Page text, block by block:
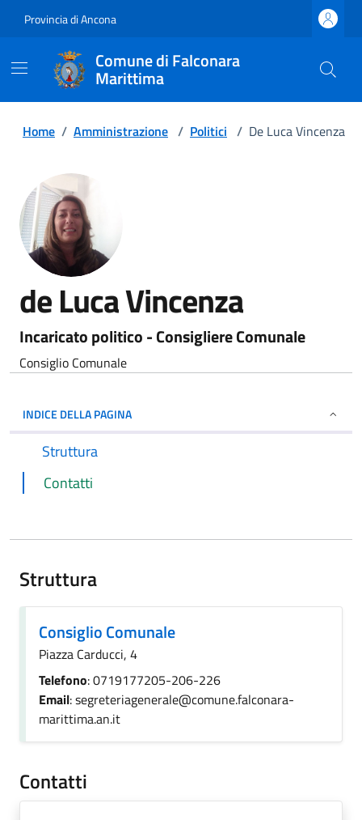
Provincia di Ancona
Comune di Falconara
Marittima
Home / Amministrazione / Politici / De Luca Vincenza
de Luca Vincenza
Incaricato politico - Consigliere Comunale
Consiglio Comunale
INDICE DELLA PAGINA
Struttura
Contatti
Struttura
Consiglio Comunale
Piazza Carducci, 4
Telefono: 0719177205-206-226
Email: segreteriagenerale@comune.falconara-
marittima.an.it
Contatti